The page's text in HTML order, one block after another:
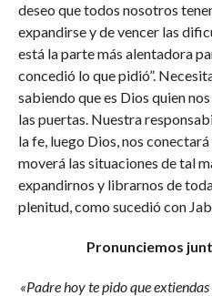
deseo que todos nosotros
expandirse y de vencer las
está la parte más alentadora
concedió lo que pidió”.
sabiendo que es Dios quien
las puertas. Nuestra
la fe, luego Dios, nos
moverá las situaciones de tal
expandirnos y librarnos de
plenitud, como sucedió con
Pronunciemos
«Padre hoy te pido que